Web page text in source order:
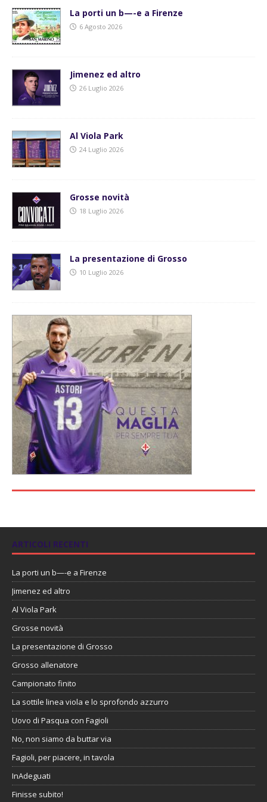
La porti un b—-e a Firenze
6 Agosto 2026
Jimenez ed altro
26 Luglio 2026
Al Viola Park
24 Luglio 2026
Grosse novità
18 Luglio 2026
La presentazione di Grosso
10 Luglio 2026
ARTICOLI RECENTI
La porti un b—-e a Firenze
Jimenez ed altro
Al Viola Park
Grosse novità
La presentazione di Grosso
Grosso allenatore
Campionato finito
La sottile linea viola e lo sprofondo azzurro
Uovo di Pasqua con Fagioli
No, non siamo da buttar via
Fagioli, per piacere, in tavola
InAdeguati
Finisse subito!